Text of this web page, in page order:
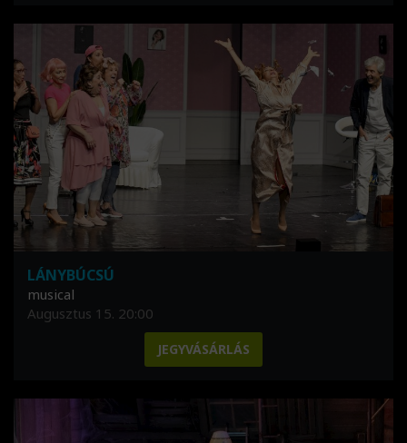
LÁNYBÚCSÚ
musical
Augusztus 15. 20:00
JEGYVÁSÁRLÁS